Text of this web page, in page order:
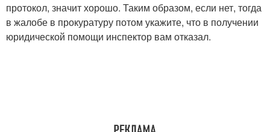
протокол, значит хорошо. Таким образом, если нет, тогда
в жалобе в прокуратуру потом укажите, что в получении
юридической помощи инспектор вам отказал.